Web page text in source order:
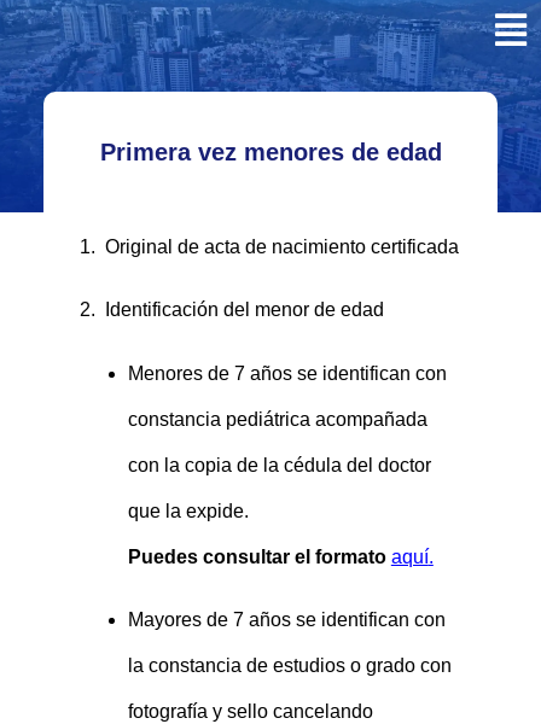
Primera vez menores de edad
1. Original de acta de nacimiento certificada
2. Identificación del menor de edad
Menores de 7 años se identifican con
constancia pediátrica acompañada
con la copia de la cédula del doctor
que la expide.
Puedes consultar el formato aquí.
Mayores de 7 años se identifican con
la constancia de estudios o grado con
fotografía y sello cancelando